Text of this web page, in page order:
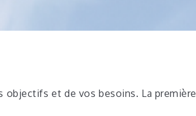
objectifs et de vos besoins. La première